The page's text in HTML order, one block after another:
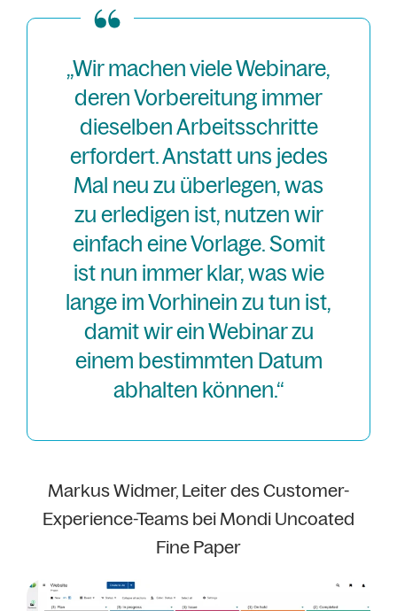
„Wir machen viele Webinare,
deren Vorbereitung immer
dieselben Arbeitsschritte
erfordert. Anstatt uns jedes
Mal neu zu überlegen, was
zu erledigen ist, nutzen wir
einfach eine Vorlage. Somit
ist nun immer klar, was wie
lange im Vorhinein zu tun ist,
damit wir ein Webinar zu
einem bestimmten Datum
abhalten können.“
Markus Widmer, Leiter des Customer-
Experience-Teams bei Mondi Uncoated
Fine Paper